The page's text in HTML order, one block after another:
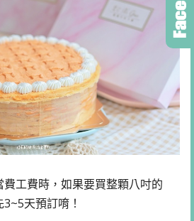
工費時，如果要買整顆八吋的
天預訂唷！